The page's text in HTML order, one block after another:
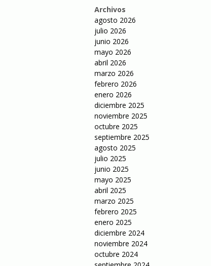
Archivos
agosto 2026
julio 2026
junio 2026
mayo 2026
abril 2026
marzo 2026
febrero 2026
enero 2026
diciembre 2025
noviembre 2025
octubre 2025
septiembre 2025
agosto 2025
julio 2025
junio 2025
mayo 2025
abril 2025
marzo 2025
febrero 2025
enero 2025
diciembre 2024
noviembre 2024
octubre 2024